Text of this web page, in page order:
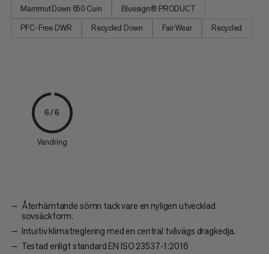
Mammut Down 650 Cuin
Bluesign® PRODUCT
PFC-Free DWR
Recycled Down Fair Wear Recycled
6/6
Vandring
Återhämtande sömn tack vare en nyligen utvecklad
sovsäckform.
Intuitiv klimatreglering med en central tvåvägs dragkedja.
Testad enligt standard EN ISO 23537-1:2016